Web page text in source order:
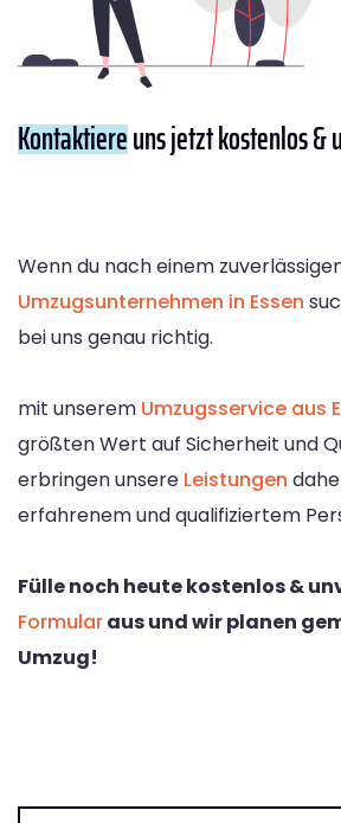
Kontaktiereuns jetzt kostenlos
Wenn du nach einem
Umzugsunternehmen in Essen
bei uns genau richtig.
mit unserem Umzugsservice aus
größten Wert auf Sicherheit und
erbringen unsere Leistungen
erfahrenem und qualifiziertem
Fülle noch heute kostenlos &
Formularaus und wir planen
Umzug!